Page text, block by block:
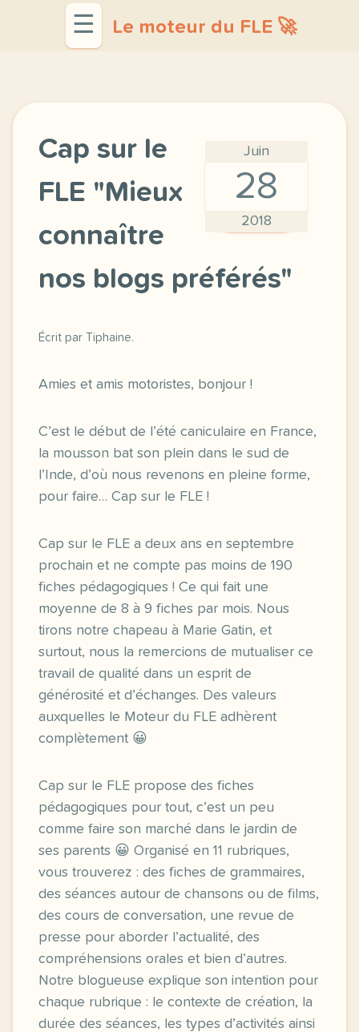
☰ Le moteur du FLE 🚀
Juin
28
2018
Cap sur le
FLE "Mieux
connaître
nos blogs préférés"
Écrit par Tiphaine.
Amies et amis motoristes, bonjour !
C’est le début de l’été caniculaire en France,
la mousson bat son plein dans le sud de
l’Inde, d’où nous revenons en pleine forme,
pour faire… Cap sur le FLE !
Cap sur le FLE a deux ans en septembre
prochain et ne compte pas moins de 190
fiches pédagogiques ! Ce qui fait une
moyenne de 8 à 9 fiches par mois. Nous
tirons notre chapeau à Marie Gatin, et
surtout, nous la remercions de mutualiser ce
travail de qualité dans un esprit de
générosité et d’échanges. Des valeurs
auxquelles le Moteur du FLE adhèrent
complètement 😀
Cap sur le FLE propose des fiches
pédagogiques pour tout, c’est un peu
comme faire son marché dans le jardin de
ses parents 😀 Organisé en 11 rubriques,
vous trouverez : des fiches de grammaires,
des séances autour de chansons ou de films,
des cours de conversation, une revue de
presse pour aborder l’actualité, des
compréhensions orales et bien d’autres.
Notre blogueuse explique son intention pour
chaque rubrique : le contexte de création, la
durée des séances, les types d’activités ainsi